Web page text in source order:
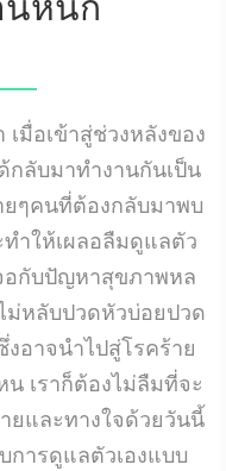
เมื่อเข้าสู่ช่วงหลังของ
กลับมาทำงานกันเป็น
ๆคนที่ต้องกลับมาพบ
ำให้เผลอลืมดูแลตัว
อกับปัญหาสุขภาพหล
ม่หลับปวดหัวบ่อยปวด
อาจนำไปสู่โรคร้าย
เราก็ต้องไม่ลืมที่จะ
ยและทางใจด้วยวันนี้
การดูแลตัวเองแบบ